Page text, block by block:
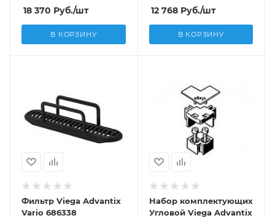
18 370 Руб./шт
В КОРЗИНУ
12 768Руб./шт
В КОРЗИНУ
Фильтр Viega Advantix
Vario 686338
Набор комплектующих
Угловой Viega Advantix